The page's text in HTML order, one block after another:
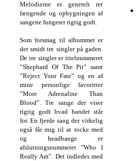
Melodierne er generelt ret
fængende og opbygningen af
sangene fungerer rigtig godt.
Som forsmag til albummet er
der smidt tre singler på gaden.
De tre singler er titelnummeret
”Shephard Of The Pit” samt
”Reject Your Fate” og en af
mine personlige favoritter
”More Adrenaline Than
Blood”. Tre sange der viser
rigtig godt hvad bandet står
for. En fjerde sang der virkelig
også får mig til at rocke med
og headbange er
afslutningsnummeret ”Who I
Really Am”. Det indledes med